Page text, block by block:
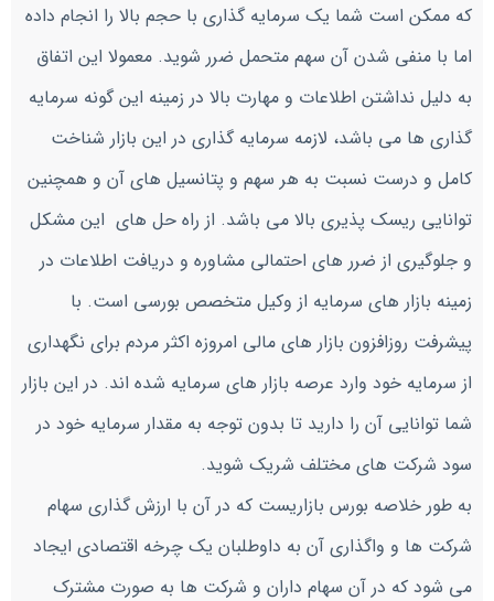
که ممکن است شما یک سرمایه گذاری با حجم بالا را انجام داده
اما با منفی شدن آن سهم متحمل ضرر شوید. معمولا این اتفاق
به دلیل نداشتن اطلاعات و مهارت بالا در زمینه این گونه سرمایه
گذاری ها می باشد، لازمه سرمایه گذاری در این بازار شناخت
کامل و درست نسبت به هر سهم و پتانسیل های آن و همچنین
توانایی ریسک پذیری بالا می باشد. از راه حل های این مشکل
و جلوگیری از ضرر های احتمالی مشاوره و دریافت اطلاعات در
زمینه بازار های سرمایه از وکیل متخصص بورسی است. با
پیشرفت روزافزون بازار های مالی امروزه اکثر مردم برای نگهداری
از سرمایه خود وارد عرصه بازار های سرمایه شده اند. در این بازار
شما توانایی آن را دارید تا بدون توجه به مقدار سرمایه خود در
سود شرکت های مختلف شریک شوید.
به طور خلاصه بورس بازاریست که در آن با ارزش گذاری سهام
شرکت ها و واگذاری آن به داوطلبان یک چرخه اقتصادی ایجاد
می شود که در آن سهام داران و شرکت ها به صورت مشترک